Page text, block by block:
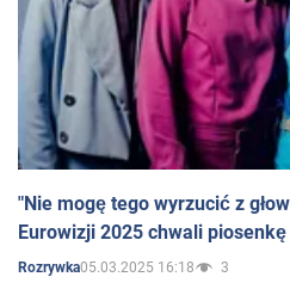
"Nie mogę tego wyrzucić z
Eurowizji 2025 chwali
Rozrywka05.03.2025 16:18 3